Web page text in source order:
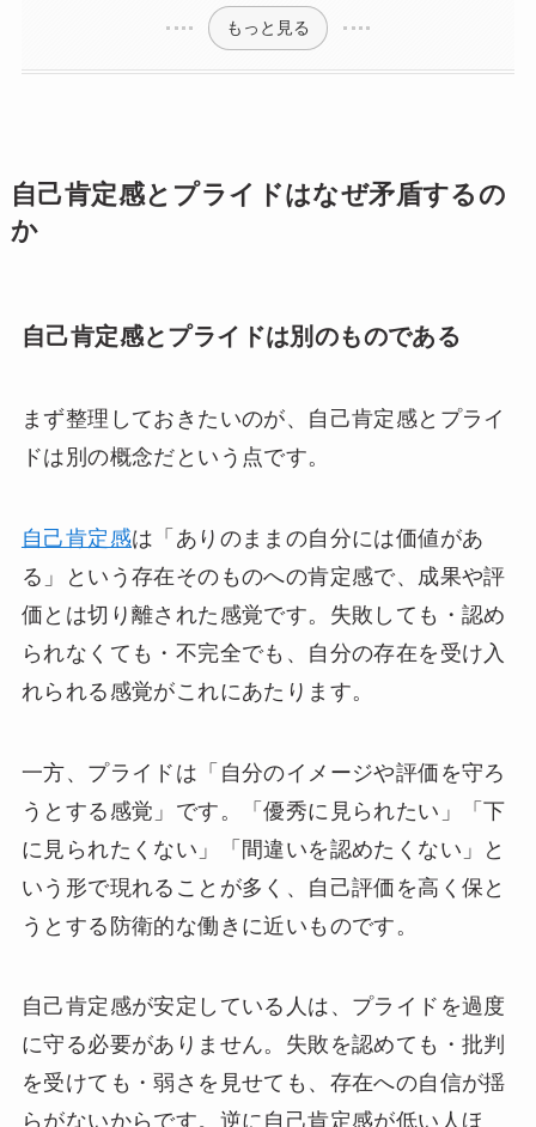
もっと見る
自己肯定感とプライドはなぜ矛盾するの
か
自己肯定感とプライドは別のものである
まず整理しておきたいのが、自己肯定感とプライ
ドは別の概念だという点です。
自己肯定感は「ありのままの自分には価値があ
る」という存在そのものへの肯定感で、成果や評
価とは切り離された感覚です。失敗しても・認め
られなくても・不完全でも、自分の存在を受け入
れられる感覚がこれにあたります。
一方、プライドは「自分のイメージや評価を守ろ
うとする感覚」です。「優秀に見られたい」「下
に見られたくない」「間違いを認めたくない」と
いう形で現れることが多く、自己評価を高く保と
うとする防衛的な働きに近いものです。
自己肯定感が安定している人は、プライドを過度
に守る必要がありません。失敗を認めても・批判
を受けても・弱さを見せても、存在への自信が揺
らがないからです。逆に自己肯定感が低い人ほ